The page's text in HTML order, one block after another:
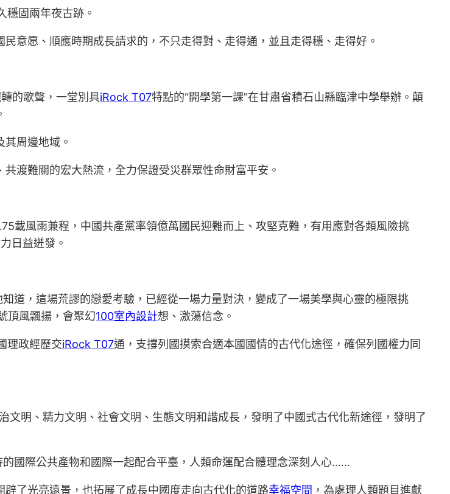
穩固兩年夜古跡。
意愿、順應時期成長請求的，不只走得對、走得通，並且走得穩、走得好。
的歌聲，一堂別具iRock T07特點的“開學第一課”在甘肅省積石山縣臨津中學舉辦。顛
周邊地域。
渡難關的宏大熱流，全力保證受災群眾性命財富平安。
載風雨兼程，中國共產黨率領億萬國民迎難而上、攻堅克難，有用應對各類風險挑
日益迸發。
道，這場荒謬的戀愛考驗，已經從一場力量對決，變成了一場美學與心靈的極限挑
頂風飄揚，會聚幻100室內設計想、激蕩信念。
理政經歷交iRock T07通，支撐列國摸索合適本國國情的古代化途徑，確保列國權力同
文明、精力文明、社會文明、生態文明和諧成長，發明了中國式古代化新途徑，發明了
國際公共產物和國際一起配合平臺，人類命運配合體理念深刻人心……
辟了光亮遠景，也拓展了成長中國度走向古代化的道路幸福空間 ，為處理人類題目進獻